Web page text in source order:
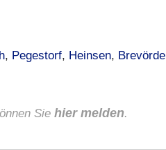
, Pegestorf, Heinsen, Brevörde
Sie hier melden.